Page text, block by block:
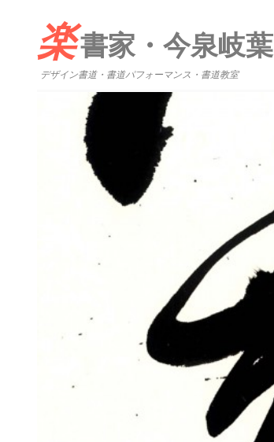
楽書家・今泉岐葉
デザイン書道・書道パフォーマンス・書道教室